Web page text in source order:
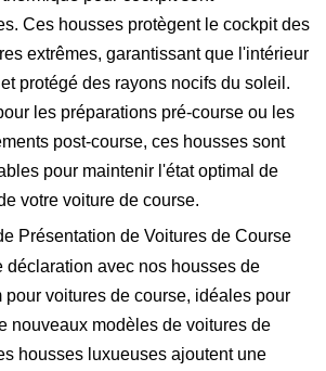
Ces housses protègent le cockpit des
extrêmes, garantissant que l'intérieur
protégé des rayons nocifs du soleil.
les préparations pré-course ou les
post-course, ces housses sont
pour maintenir l'état optimal de
votre voiture de course.
Présentation de Voitures de Course
déclaration avec nos housses de
pour voitures de course, idéales pour
nouveaux modèles de voitures de
housses luxueuses ajoutent une